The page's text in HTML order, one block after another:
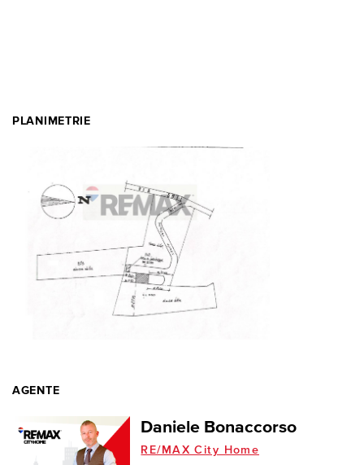
PLANIMETRIE
AGENTE
Daniele Bonaccorso
RE/MAX City Home